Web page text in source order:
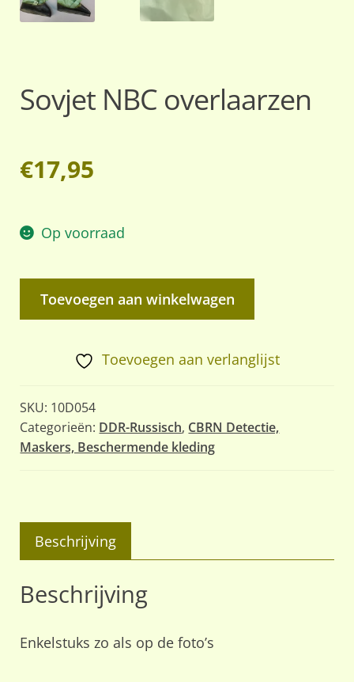
Sovjet NBC overlaarzen
€17,95
Op voorraad
Toevoegen aan winkelwagen
Toevoegen aan verlanglijst
SKU: 10D054
Categorieën: DDR-Russisch, CBRN Detectie,
Maskers, Beschermende kleding
Beschrijving
Beschrijving
Enkelstuks zo als op de foto’s